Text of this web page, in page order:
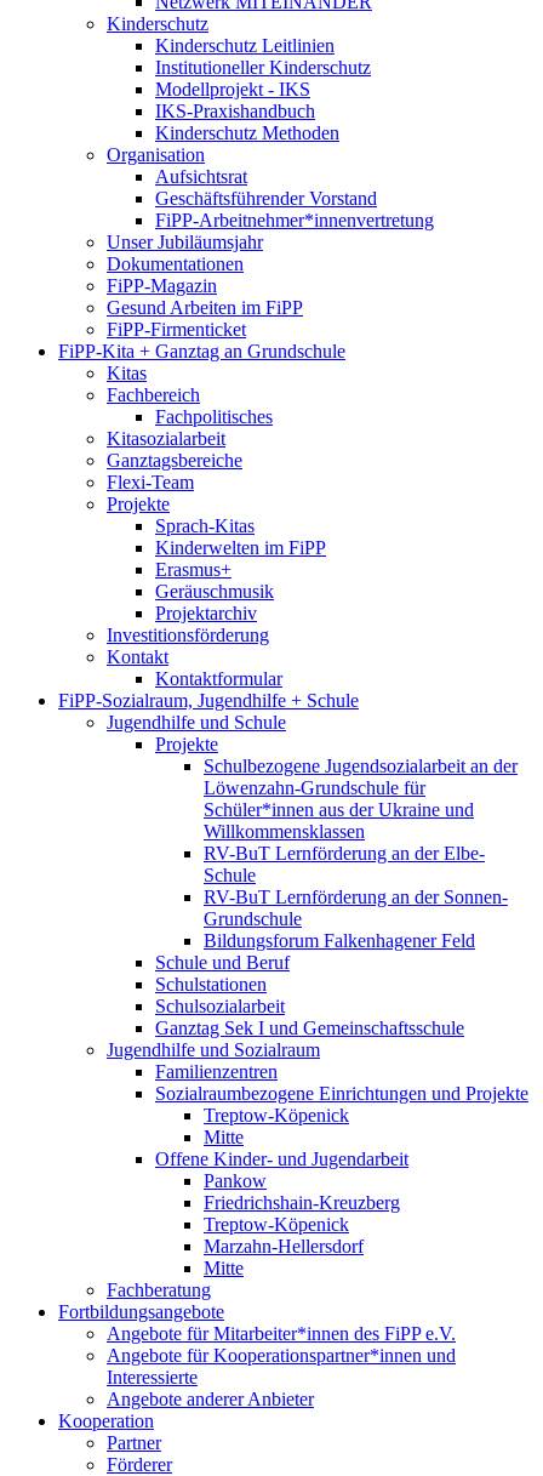
Kinderschutz
Kinderschutz Leitlinien
Institutioneller Kinderschutz
Modellprojekt - IKS
IKS-Praxishandbuch
Kinderschutz Methoden
Organisation
Aufsichtsrat
Geschäftsführender Vorstand
FiPP-Arbeitnehmer*​innenvertretung
Unser Jubiläumsjahr
Dokumentationen
FiPP-Magazin
Gesund Arbeiten im FiPP
FiPP-Firmenticket
FiPP-Kita + Ganztag an Grundschule
Kitas
Fachbereich
Fachpolitisches
Kitasozialarbeit
Ganztagsbereiche
Flexi-Team
Projekte
Sprach-Kitas
Kinderwelten im FiPP
Erasmus+
Geräuschmusik
Projektarchiv
Investitionsförderung
Kontakt
Kontaktformular
FiPP-Sozialraum, Jugendhilfe + Schule
Jugendhilfe und Schule
Projekte
Schulbezogene Jugendsozialarbeit an der
Löwenzahn-Grundschule für
Schüler*innen aus der Ukraine und
Willkommensklassen
RV-BuT Lernförderung an der Elbe-
Schule
RV-BuT Lernförderung an der Sonnen-
Grundschule
Bildungsforum Falkenhagener Feld
Schule und Beruf
Schulstationen
Schulsozialarbeit
Ganztag Sek I und Gemeinschaftsschule
Jugendhilfe und Sozialraum
Familienzentren
Sozialraumbezogene Einrichtungen und Projekte
Treptow-Köpenick
Mitte
Offene Kinder- und Jugendarbeit
Pankow
Friedrichshain-Kreuzberg
Treptow-Köpenick
Marzahn-Hellersdorf
Mitte
Fachberatung
Fortbildungsangebote
Angebote für Mitarbeiter*innen des FiPP e.V.
Angebote für Kooperationspartner*innen und
Interessierte
Angebote anderer Anbieter
Kooperation
Partner
Förderer